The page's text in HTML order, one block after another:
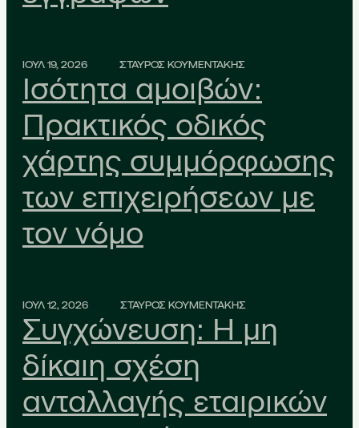
ΙΟΥΛ 19, 2026 ΣΤΑΥΡΟΣ ΚΟΥΜΕΝΤΑΚΗΣ
Ισότητα αμοιβών:
Πρακτικός οδικός
χάρτης συμμόρφωσης
των επιχειρήσεων με
τον νόμο
ΙΟΥΛ 12, 2026 ΣΤΑΥΡΟΣ ΚΟΥΜΕΝΤΑΚΗΣ
Συγχώνευση: Η μη
δίκαιη σχέση
ανταλλαγής εταιρικών